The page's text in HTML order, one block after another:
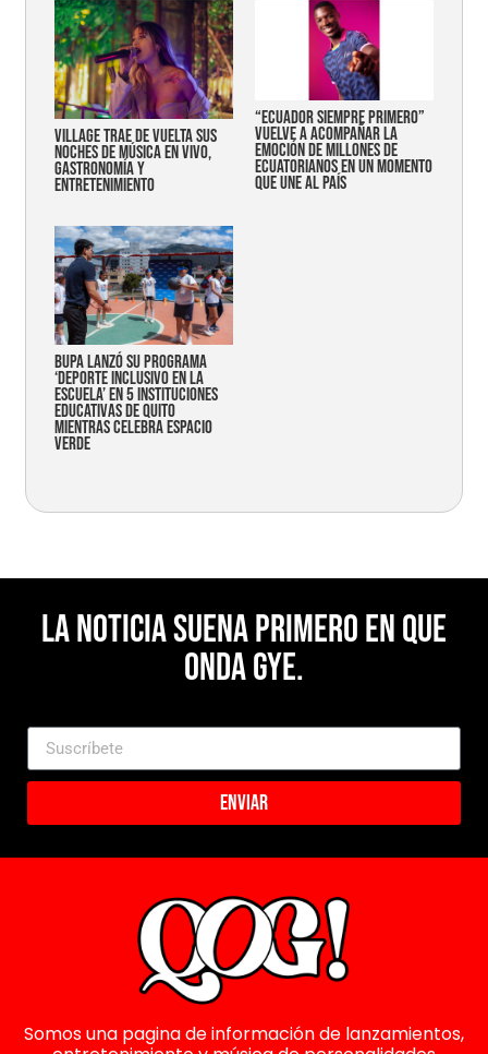
Village trae de vuelta sus
noches de música en vivo,
gastronomía y
entretenimiento
“Ecuador siempre primero”
vuelve a acompañar la
emoción de millones de
ecuatorianos en un momento
que une al país
Bupa lanzó su programa
‘Deporte Inclusivo en la
Escuela’ en 5 instituciones
educativas de Quito
mientras celebra espacio
verde
La noticia suena primero en Que
Onda Gye.
Enviar
Somos una pagina de información de lanzamientos,